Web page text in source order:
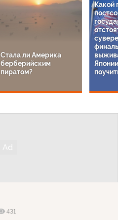
Стала ли Америка
берберийским
пиратом?
Какой
431